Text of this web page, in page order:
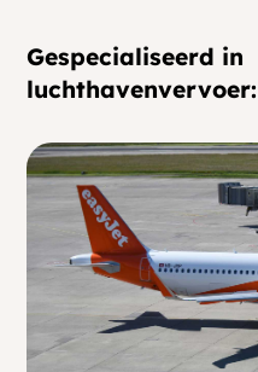
Gespecialiseerd in
luchthavenvervoer: